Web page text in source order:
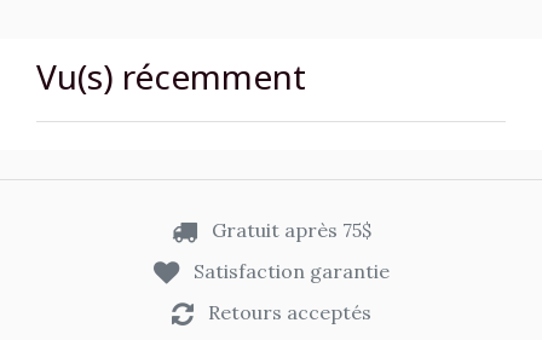
Vu(s) récemment
Gratuit après 75$
Satisfaction garantie
Retours acceptés